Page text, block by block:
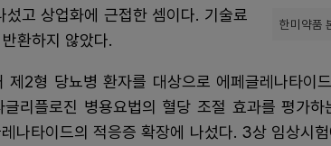
한미약품
고 상업화에 근접한 셈이다. 기술료
환하지 않았다.
제2형 당뇨병 환자를 대상으로 에페글레나타이
리플로진 병용요법의 혈당 조절 효과를 평가
나타이드의 적응증 확장에 나섰다. 3상 임상시